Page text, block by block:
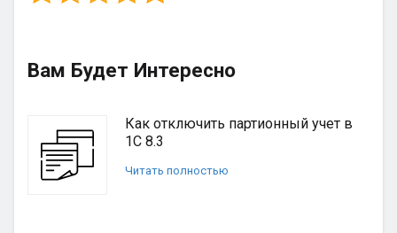
Вам Будет Интересно
Как отключить партионный учет в
1С 8.3
Читать полностью